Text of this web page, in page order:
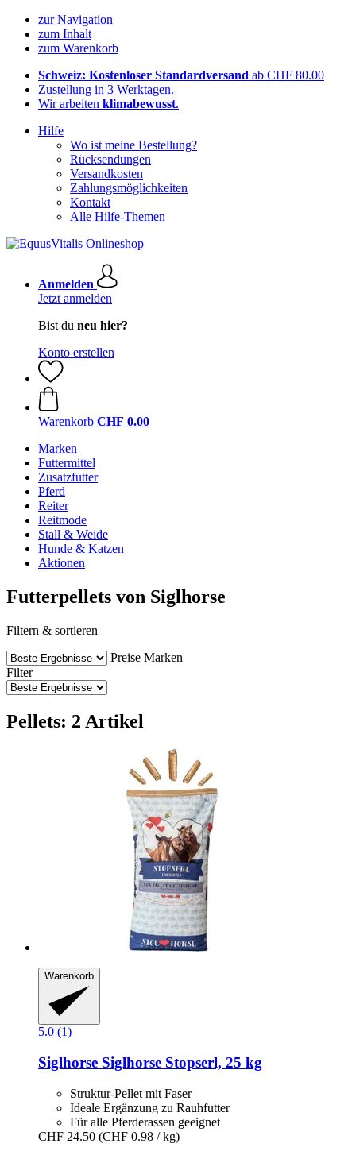
zur Navigation
zum Inhalt
zum Warenkorb
Schweiz: Kostenloser Standardversand ab CHF 80.00
Zustellung in 3 Werktagen.
Wir arbeiten klimabewusst.
Hilfe
Wo ist meine Bestellung?
Rücksendungen
Versandkosten
Zahlungsmöglichkeiten
Kontakt
Alle Hilfe-Themen
Anmelden
Jetzt anmelden
Bist du neu hier?
Konto erstellen
Warenkorb CHF 0.00
Marken
Futtermittel
Zusatzfutter
Pferd
Reiter
Reitmode
Stall & Weide
Hunde & Katzen
Aktionen
Futterpellets von Siglhorse
Filtern & sortieren
Preise Marken
Filter
Pellets: 2 Artikel
Warenkorb
5.0 (1)
Siglhorse Siglhorse Stopserl, 25 kg
Struktur-Pellet mit Faser
Ideale Ergänzung zu Rauhfutter
Für alle Pferderassen geeignet
CHF 24.50 (CHF 0.98 / kg)